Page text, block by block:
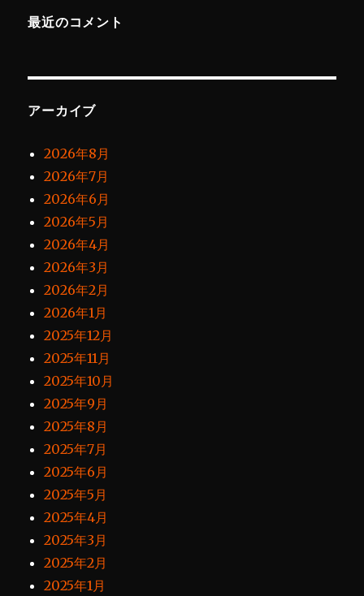
最近のコメント
アーカイブ
2026年8月
2026年7月
2026年6月
2026年5月
2026年4月
2026年3月
2026年2月
2026年1月
2025年12月
2025年11月
2025年10月
2025年9月
2025年8月
2025年7月
2025年6月
2025年5月
2025年4月
2025年3月
2025年2月
2025年1月